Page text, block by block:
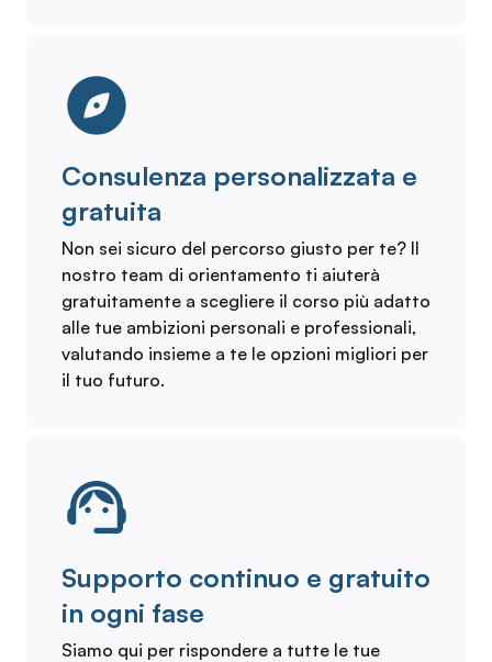
Consulenza personalizzata e
gratuita
Non sei sicuro del percorso giusto per te? Il
nostro team di orientamento ti aiuterà
gratuitamente a scegliere il corso più adatto
alle tue ambizioni personali e professionali,
valutando insieme a te le opzioni migliori per
il tuo futuro.
Supporto continuo e gratuito
in ogni fase
Siamo qui per rispondere a tutte le tue